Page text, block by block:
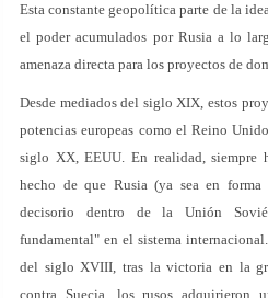
Esta constante geopolítica parte de la
el poder acumulados por Rusia a lo
amenaza directa para los proyectos de
Desde mediados del siglo XIX, estos
potencias europeas como el Reino
siglo XX, EEUU. En realidad, siempre
hecho de que Rusia (ya sea en
decisorio dentro de la Unión
fundamental" en el sistema
del siglo XVIII, tras la victoria en la
contra Suecia, los rusos adquirieron